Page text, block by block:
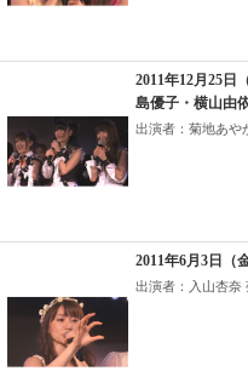
2011年12月25日
島優子・横山由
出演者：菊地あや
2011年6月3日（
出演者：入山杏奈